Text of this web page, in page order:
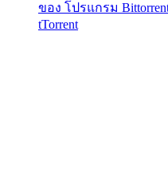
ของ โปรแกรม
tTorrent